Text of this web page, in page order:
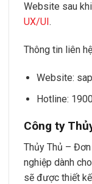
Website sau
UX/UI .
Thông tin liên
Website:
Hotline:
Công ty
Thủy Thủ –
nghiệp dành
sẽ được thiết